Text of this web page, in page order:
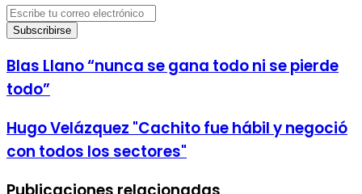
Escribe
tu
correo
Blas Llano “nunca se gana todo ni se pierde
todo”
Hugo Velázquez "Cachito fue hábil y negoció
con todos los sectores"